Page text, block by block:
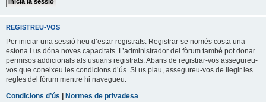
REGISTREU-VOS
Per iniciar una sessió heu d’estar registrats. Registrar-se només costa una
estona i us dóna noves capacitats. L’administrador del fòrum també pot donar
permisos addicionals als usuaris registrats. Abans de registrar-vos assegureu-
vos que coneixeu les condicions d’ús. Si us plau, assegureu-vos de llegir les
regles del fòrum mentre hi navegueu.
Condicions d’ús | Normes de privadesa